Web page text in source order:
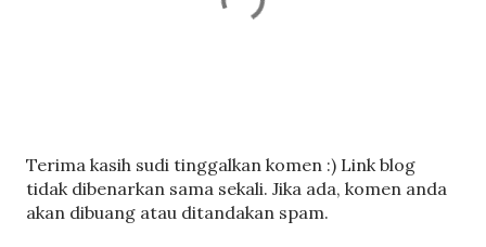
C
a
t
Terima kasih sudi tinggalkan komen :) Link blog
tidak dibenarkan sama sekali. Jika ada, komen anda
akan dibuang atau ditandakan spam.